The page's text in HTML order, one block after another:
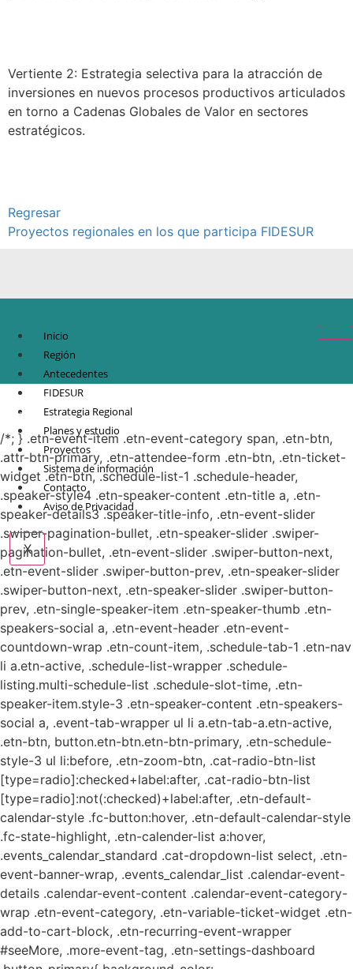
Vertiente 2: Estrategia selectiva para la atracción de
inversiones en nuevos procesos productivos articulados
en torno a Cadenas Globales de Valor en sectores
estratégicos.
Regresar
Proyectos regionales en los que participa FIDESUR
Inicio
Región
Antecedentes
FIDESUR
Estrategia Regional
Planes y estudio
Proyectos
Sistema de información
Contacto
Aviso de Privacidad
X
© Copyright 2021.
Sureste.
/*; } .etn-event-item .etn-event-category span, .etn-btn,
.attr-btn-primary, .etn-attendee-form .etn-btn, .etn-ticket-
widget .etn-btn, .schedule-list-1 .schedule-header,
.speaker-style4 .etn-speaker-content .etn-title a, .etn-
speaker-details3 .speaker-title-info, .etn-event-slider
.swiper-pagination-bullet, .etn-speaker-slider .swiper-
pagination-bullet, .etn-event-slider .swiper-button-next,
.etn-event-slider .swiper-button-prev, .etn-speaker-slider
.swiper-button-next, .etn-speaker-slider .swiper-button-
prev, .etn-single-speaker-item .etn-speaker-thumb .etn-
speakers-social a, .etn-event-header .etn-event-
countdown-wrap .etn-count-item, .schedule-tab-1 .etn-nav
li a.etn-active, .schedule-list-wrapper .schedule-
listing.multi-schedule-list .schedule-slot-time, .etn-
speaker-item.style-3 .etn-speaker-content .etn-speakers-
social a, .event-tab-wrapper ul li a.etn-tab-a.etn-active,
.etn-btn, button.etn-btn.etn-btn-primary, .etn-schedule-
style-3 ul li:before, .etn-zoom-btn, .cat-radio-btn-list
[type=radio]:checked+label:after, .cat-radio-btn-list
[type=radio]:not(:checked)+label:after, .etn-default-
calendar-style .fc-button:hover, .etn-default-calendar-style
.fc-state-highlight, .etn-calender-list a:hover,
.events_calendar_standard .cat-dropdown-list select, .etn-
event-banner-wrap, .events_calendar_list .calendar-event-
details .calendar-event-content .calendar-event-category-
wrap .etn-event-category, .etn-variable-ticket-widget .etn-
add-to-cart-block, .etn-recurring-event-wrapper
#seeMore, .more-event-tag, .etn-settings-dashboard